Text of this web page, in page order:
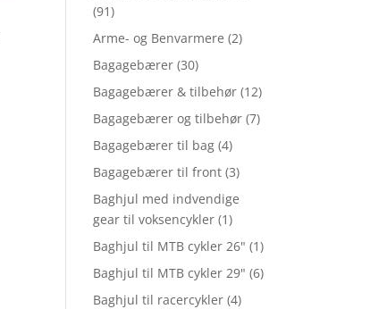
(91)
Arme- og Benvarmere (2)
Bagagebærer (30)
Bagagebærer & tilbehør (12)
Bagagebærer og tilbehør (7)
Bagagebærer til bag (4)
Bagagebærer til front (3)
Baghjul med indvendige
gear til voksencykler (1)
Baghjul til MTB cykler 26" (1)
Baghjul til MTB cykler 29" (6)
Baghjul til racercykler (4)